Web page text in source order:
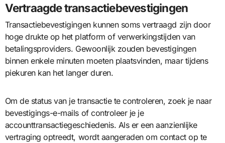
Vertraagde transactiebevestigingen
Transactiebevestigingen kunnen soms vertraagd zijn door
hoge drukte op het platform of verwerkingstijden van
betalingsproviders. Gewoonlijk zouden bevestigingen
binnen enkele minuten moeten plaatsvinden, maar tijdens
piekuren kan het langer duren.
Om de status van je transactie te controleren, zoek je naar
bevestigings-e-mails of controleer je je
accounttransactiegeschiedenis. Als er een aanzienlijke
vertraging optreedt, wordt aangeraden om contact op te